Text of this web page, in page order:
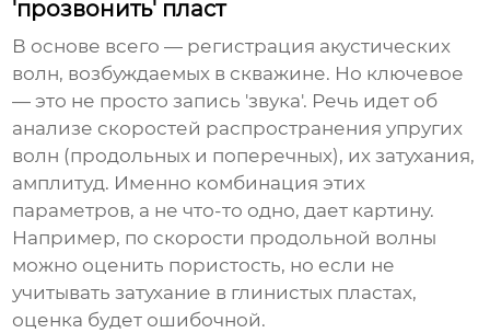
'прозвонить' пласт
В основе всего — регистрация акустических
волн, возбуждаемых в скважине. Но ключевое
— это не просто запись 'звука'. Речь идет об
анализе скоростей распространения упругих
волн (продольных и поперечных), их затухания,
амплитуд. Именно комбинация этих
параметров, а не что-то одно, дает картину.
Например, по скорости продольной волны
можно оценить пористость, но если не
учитывать затухание в глинистых пластах,
оценка будет ошибочной.